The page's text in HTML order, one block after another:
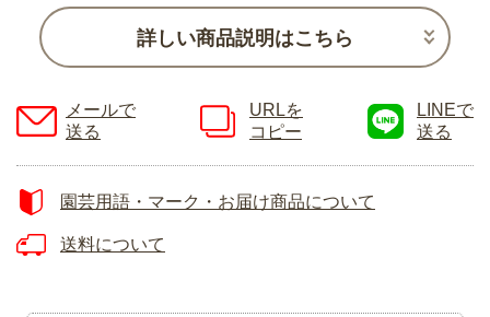
詳しい商品説明はこちら
メールで
送る
URLを
コピー
LINEで
送る
園芸用語・マーク・お届け商品について
送料について